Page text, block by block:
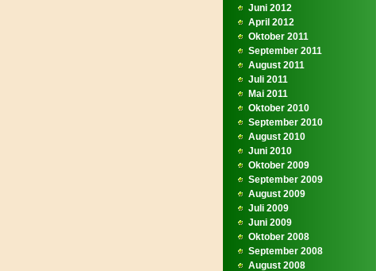
Juni 2012
April 2012
Oktober 2011
September 2011
August 2011
Juli 2011
Mai 2011
Oktober 2010
September 2010
August 2010
Juni 2010
Oktober 2009
September 2009
August 2009
Juli 2009
Juni 2009
Oktober 2008
September 2008
August 2008